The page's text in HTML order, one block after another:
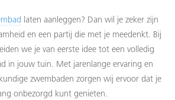
laten aanleggen? Dan wil je zeker zijn
en een partij die met je meedenkt. Bij
we je van eerste idee tot een volledig
in jouw tuin. Met jarenlange ervaring en
zwembaden zorgen wij ervoor dat je
onbezorgd kunt genieten.